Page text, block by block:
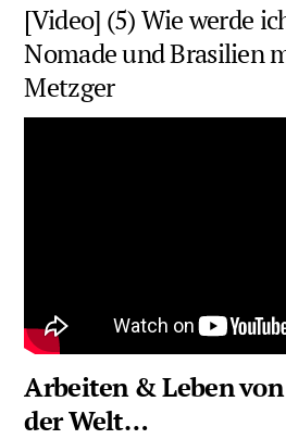
[Video] (5) Wie werde
Nomade und Brasilien
Metzger
Arbeiten & Leben
der Welt…